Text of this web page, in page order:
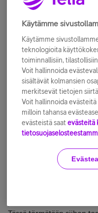
lähettäminen (live
Tietysti kaikki voisivat
esimerkiksi Netflix ei
JuhaPN
@ kirjoitti:
Oikea vastaus
ennen kuin ostatte
Käytämme
Käytämme
teknologioita
toiminnallisiin,
Voit hallinnoida
sisältävät kolmansien
merkitsevät tietojen
Voit hallinnoida
milloin tahansa
evästeistä saat evästeitä